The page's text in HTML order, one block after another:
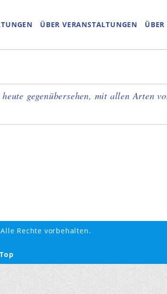
ÜBER VERANSTALTUNGEN
gegenübersehen, mit allen Arten
Rechte vorbehalten.